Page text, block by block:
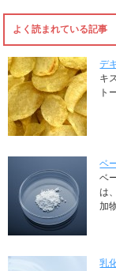
よく読まれている記事
デ
キ
ト
ベ
ベ
は
加
乳